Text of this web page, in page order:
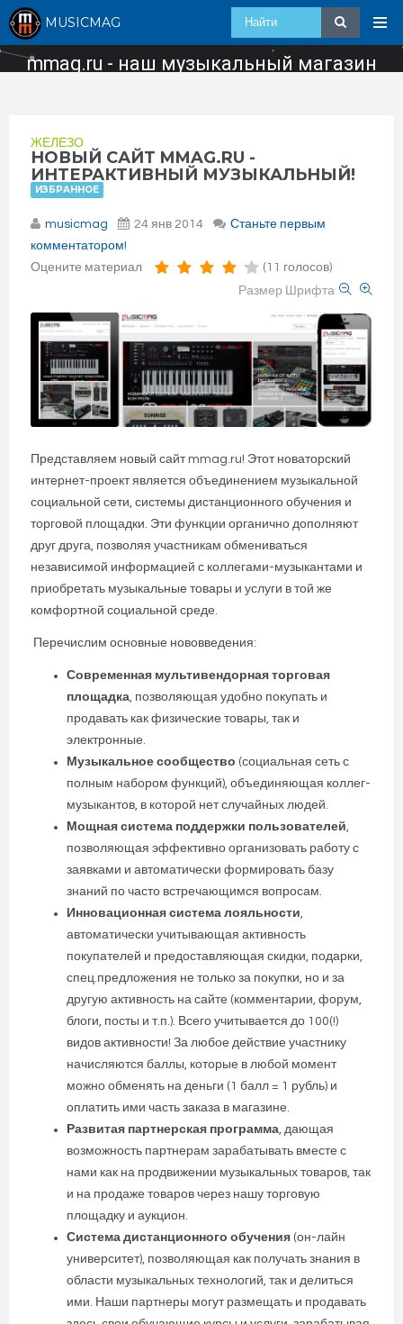
MUSICMAG
mmag.ru - наш музыкальный магазин
ЖЕЛЕЗО
НОВЫЙ САЙТ MMAG.RU -
ИНТЕРАКТИВНЫЙ МУЗЫКАЛЬНЫЙ!
ИЗБРАННОЕ
musicmag 24 янв 2014
Станьте первым
комментатором!
Оцените материал
(11 голосов)
Размер Шрифта
Представляем новый сайт mmag.ru! Этот новаторский
интернет-проект является объединением музыкальной
социальной сети, системы дистанционного обучения и
торговой площадки. Эти функции органично дополняют
друг друга, позволяя участникам обмениваться
независимой информацией с коллегами-музыкантами и
приобретать музыкальные товары и услуги в той же
комфортной социальной среде.
Перечислим основные нововведения:
Современная мультивендорная торговая
площадка , позволяющая удобно покупать и
продавать как физические товары, так и
электронные.
Музыкальное сообщество (социальная сеть с
полным набором функций), объединяющая коллег-
музыкантов, в которой нет случайных людей.
Мощная система поддержки пользователей
позволяющая эффективно организовать работу с
заявками и автоматически формировать базу
знаний по часто встречающимся вопросам.
Инновационная система лояльности
автоматически учитывающая активность
покупателей и предоставляющая скидки, подарки,
спец.предложения не только за покупки, но и за
другую активность на сайте (комментарии, форум,
блоги, посты и т.п.). Всего учитывается до 100(!)
видов активности! За любое действие участнику
начисляются баллы, которые в любой момент
можно обменять на деньги (1 балл = 1 рубль) и
оплатить ими часть заказа в магазине.
Развитая партнерская программа , дающая
возможность партнерам зарабатывать вместе с
нами как на продвижении музыкальных товаров, так
и на продаже товаров через нашу торговую
площадку и аукцион.
Система дистанционного обучения (он-лайн
университет), позволяющая как получать знания в
области музыкальных технологий, так и делиться
ими. Наши партнеры могут размещать и продавать